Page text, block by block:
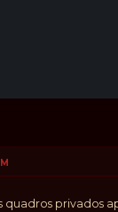
privados